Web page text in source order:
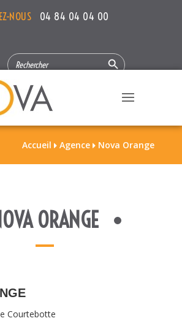
NOUS 04 84 04 04 00
SEARCH
FOR:
Search Button
Accueil  Agence  Nova Orange
ORANGE
Courtebotte